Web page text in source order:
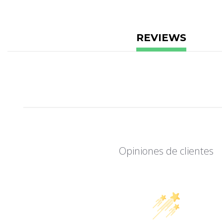
REVIEWS
Opiniones de clientes